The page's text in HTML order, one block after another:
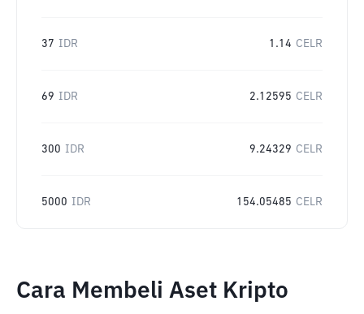
37 IDR 1.14 CELR
69 IDR 2.12595 CELR
300 IDR 9.24329 CELR
5000 IDR 154.05485 CELR
Cara Membeli Aset Kripto